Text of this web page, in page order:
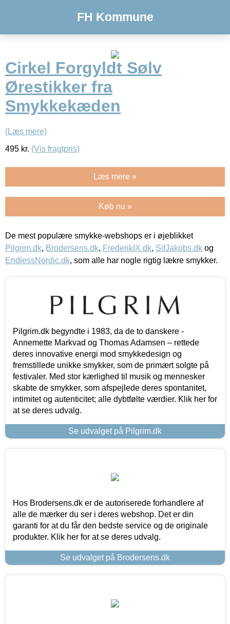
FH Kommune
Cirkel Forgyldt Sølv
Ørestikker fra
Smykkekæden
(Læs mere)
495 kr. (Vis fragtpris)
Læs mere »
Køb nu »
De mest populære smykke-webshops er i øjeblikket
Pilgrim.dk, Brodersens.dk, FrederikIX.dk, SifJakobs.dk og
EndlessNordic.dk, som alle har nogle rigtig lækre smykker.
Pilgrim.dk begyndte i 1983, da de to danskere -
Annemette Markvad og Thomas Adamsen – rettede
deres innovative energi mod smykkedesign og
fremstillede unikke smykker, som de primært solgte på
festivaler. Med stor kærlighed til musik og mennesker
skabte de smykker, som afspejlede deres spontanitet,
intimitet og autenticitet; alle dybtfølte værdier. Klik her for
at se deres udvalg.
Se udvalget på Pilgrim.dk
Hos Brodersens.dk er de autoriserede forhandlere af
alle de mærker du ser i deres webshop. Det er din
garanti for at du får den bedste service og de originale
produkter. Klik her for at se deres udvalg.
Se udvalget på Brodersens.dk